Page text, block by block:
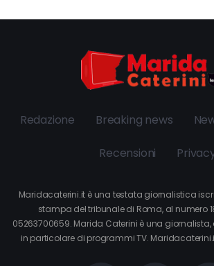
Redazione Breaking news
Recensioni
Maridacaterini.it è una testata giornalistica
stampa del tribunale di Roma, al numero
05263700659. Marida Caterini è una
in particolare di programmi TV.